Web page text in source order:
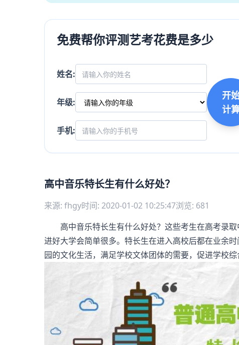
免费帮你评测艺考花费是多少
姓名:
年级:
手机:
开
计
高中音乐特长生有什么好处？
来源: fhgy时间: 2020-01-02 10:25:47浏览: 681
高中音乐特长生有什么好处？这些考生在高考录取
进好大学会简单很多。特长生在进入高校后都在业余
园的文化生活，满足学校文体团体的需要，促进学校综